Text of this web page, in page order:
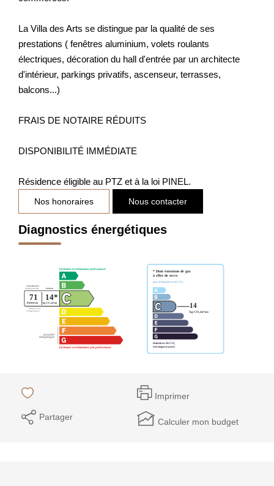
La Villa des Arts se distingue par la qualité de ses
prestations ( fenêtres aluminium, volets roulants
électriques, décoration du hall d'entrée par un architecte
d'intérieur, parkings privatifs, ascenseur, terrasses,
balcons...)
FRAIS DE NOTAIRE RÉDUITS
DISPONIBILITÉ IMMÉDIATE
Résidence éligible au PTZ et à la loi PINEL.
Nos honoraires Nous contacter
Diagnostics énergétiques
Imprimer
Partager Calculer mon budget